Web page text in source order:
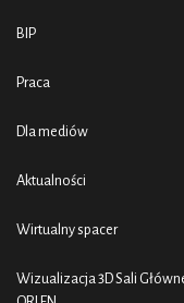
BIP
Praca
Dla mediów
Aktualności
Wirtualny spacer
Wizualizacja 3D Sali